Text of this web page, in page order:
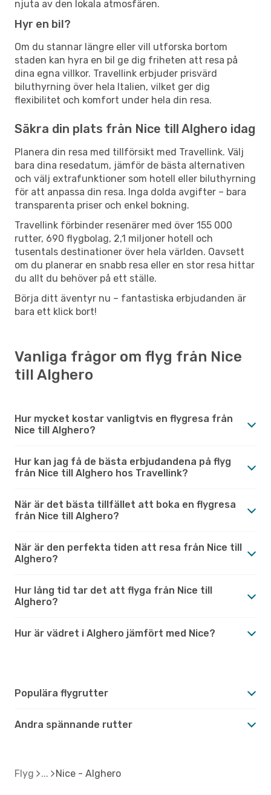
njuta av den lokala atmosfären.
Hyr en bil?
Om du stannar längre eller vill utforska bortom
staden kan hyra en bil ge dig friheten att resa på
dina egna villkor. Travellink erbjuder prisvärd
biluthyrning över hela Italien, vilket ger dig
flexibilitet och komfort under hela din resa.
Säkra din plats från Nice till Alghero idag
Planera din resa med tillförsikt med Travellink. Välj
bara dina resedatum, jämför de bästa alternativen
och välj extrafunktioner som hotell eller biluthyrning
för att anpassa din resa. Inga dolda avgifter – bara
transparenta priser och enkel bokning.
Travellink förbinder resenärer med över 155 000
rutter, 690 flygbolag, 2,1 miljoner hotell och
tusentals destinationer över hela världen. Oavsett
om du planerar en snabb resa eller en stor resa hittar
du allt du behöver på ett ställe.
Börja ditt äventyr nu – fantastiska erbjudanden är
bara ett klick bort!
Vanliga frågor om flyg från Nice
till Alghero
Hur mycket kostar vanligtvis en flygresa från
Nice till Alghero?
Hur kan jag få de bästa erbjudandena på flyg
från Nice till Alghero hos Travellink?
När är det bästa tillfället att boka en flygresa
från Nice till Alghero?
När är den perfekta tiden att resa från Nice till
Alghero?
Hur lång tid tar det att flyga från Nice till
Alghero?
Hur är vädret i Alghero jämfört med Nice?
Populära flygrutter
Andra spännande rutter
Flyg Nice - Alghero